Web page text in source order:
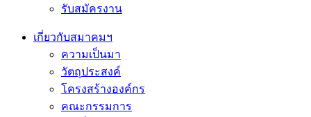
รับสมัครงาน
เกี่ยวกับสมาคมฯ
ความเป็นมา
วัตถุประสงค์
โครงสร้างองค์กร
คณะกรรมการ